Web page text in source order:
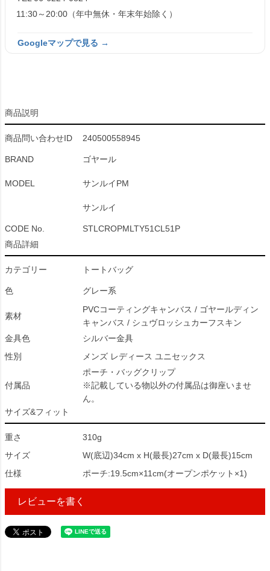
11:30～20:00（年中無休・年末年始除く）
Googleマップで見る →
商品説明
商品問い合わせID 240500558945
BRAND ゴヤール
MODEL サンルイPM
サンルイ
CODE No.
STLCROPMLTY51CL51P
商品詳細
カテゴリー トートバッグ
色 グレー系
素材
PVCコーティングキャンバス / ゴヤールディン
キャンバス / シュヴロッシュカーフスキン
金具色
シルバー金具
性別
メンズ レディース ユニセックス
付属品
ポーチ・バッグクリップ
※記載している物以外の付属品は御座いませ
ん。
サイズ&フィット
重さ
310g
サイズ
W(底辺)34cm x H(最長)27cm x D(最長)15cm
仕様
ポーチ:19.5cm×11cm(オープンポケット×1)
レビューを書く